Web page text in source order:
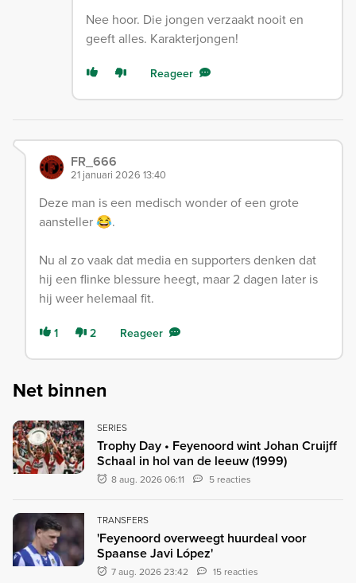
Nee hoor. Die jongen verzaakt nooit en
geeft alles. Karakterjongen!
Reageer
FR_666
21 januari 2026 13:40
Deze man is een medisch wonder of een grote
aansteller 😂.
Nu al zo vaak dat media en supporters denken dat
hij een flinke blessure heegt, maar 2 dagen later is
hij weer helemaal fit.
1 2 Reageer
Net binnen
SERIES
Trophy Day • Feyenoord wint Johan Cruijff
Schaal in hol van de leeuw (1999)
8 aug. 2026 06:11 5 reacties
TRANSFERS
'Feyenoord overweegt huurdeal voor
Spaanse Javi López'
7 aug. 2026 23:42 15 reacties